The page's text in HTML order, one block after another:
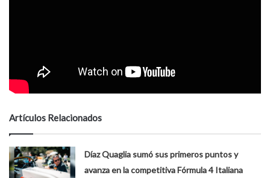
Artículos Relacionados
Díaz Quaglia sumó sus primeros puntos y
avanza en la competitiva Fórmula 4 Italiana